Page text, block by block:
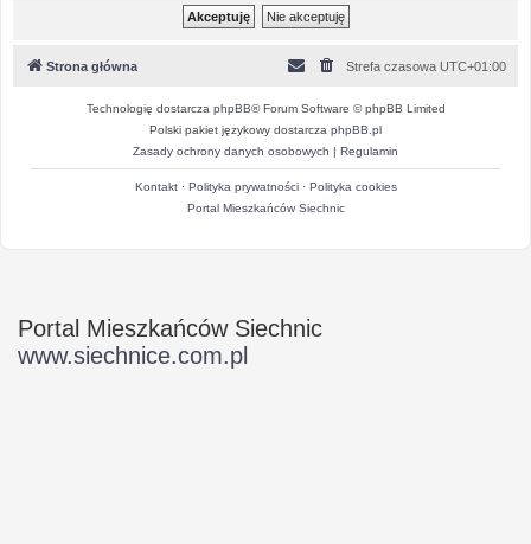
Strona główna Strefa czasowa UTC+01:00
Technologię dostarcza phpBB® Forum Software © phpBB Limited
Polski pakiet językowy dostarcza phpBB.pl
Zasady ochrony danych osobowych | Regulamin
Kontakt· Polityka prywatności· Polityka cookies
Portal Mieszkańców Siechnic
Portal Mieszkańców Siechnic
www.siechnice.com.pl